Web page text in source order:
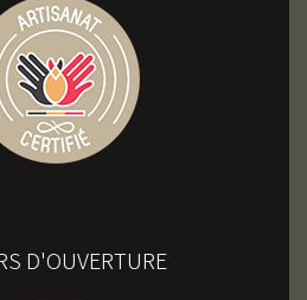
D'OUVERTURE